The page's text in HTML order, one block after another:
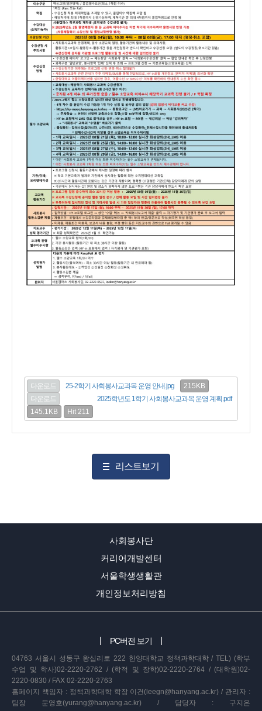
다운로드 25-2학기 사회봉사교과목 운영 안내.jpg
215KB
다운로드
2025학년도 1학기 사회봉사교과목 운영 계획.pdf
145.1KB
Hit 211
리스트보기
사회봉사단
커리어개발센터
서울학생생활관
개인정보처리방침
PC버전 보기
04763 서울시 성동구 왕십리로 222 한양대학교 정책과학대학 / TEL) (학부
수업 및 학사)02-2220-2762 / (학적 및 장학)02-2220-2764 / (대학원)02-
2220-0830 / FAX 02-2220-2763
홈페이지 책임자 : 정책과학대학 학장 이건(leegn@hanyang.ac.kr) / 관리자 :
팀장 문영호(yurang@hanyang.ac.kr) / 담당자 : 구지은